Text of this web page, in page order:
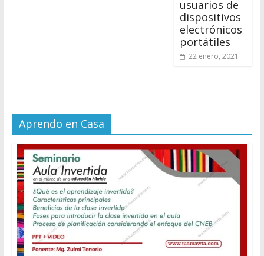
usuarios de
dispositivos
electrónicos
portátiles
22 enero, 2021
Aprendo en Casa